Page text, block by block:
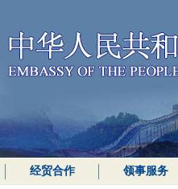
经贸合作 领事服务